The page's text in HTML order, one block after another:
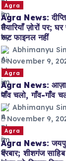
Agra
Agra News: दीप्ति
तैयारियाँ ज़ोरों पर;
रूट फाइनल नहीं
Abhimanyu
November 9,
Agra
Agra News: आज़ाद
पाँव चलो, गाँव-गाँव
Abhimanyu
November 9,
Agra
Agra News: जयपुर
दरबार; शीशगंज